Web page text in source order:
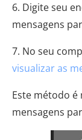
6. Digite seu
mensagens
7. No seu
visualizar as
Este método é
mensagens